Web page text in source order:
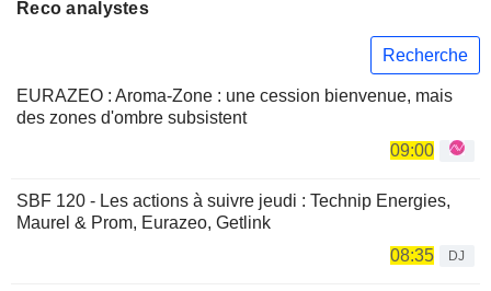
Reco analystes
Recherche
EURAZEO : Aroma-Zone : une cession bienvenue, mais
des zones d'ombre subsistent
09:00
SBF 120 - Les actions à suivre jeudi : Technip Energies,
Maurel & Prom, Eurazeo, Getlink
08:35
DJ